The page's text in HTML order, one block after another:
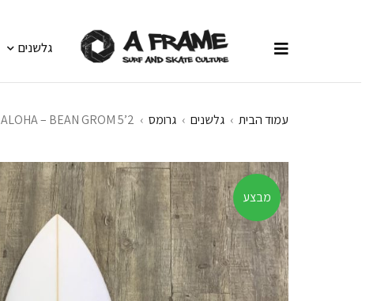
גלשנים
עמוד הבית › גלשנים › גרומס ›
ALOHA – BEAN GROM 5’2
מבצע